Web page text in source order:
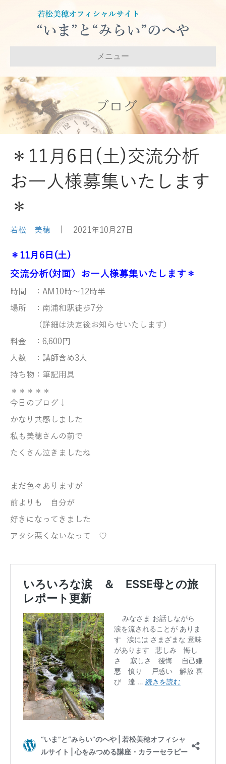
メニュー
ブログ
＊11月6日(土)交流分析
お一人様募集いたします
＊
若松 美穂 2021年10月27日
＊11月6日(土)
交流分析(対面）お一人様募集いたします＊
時間 ：AM10時～12時半
場所 ：南浦和駅徒歩7分
（詳細は決定後お知らせいたします）
料金 ：6,600円
人数 ：講師含め3人
持ち物：筆記用具
＊＊＊＊＊
今日のブログ↓
かなり共感しました
私も美穂さんの前で
たくさん泣きましたね
まだ色々ありますが
前よりも 自分が
好きになってきました
アタシ悪くないなって ♡